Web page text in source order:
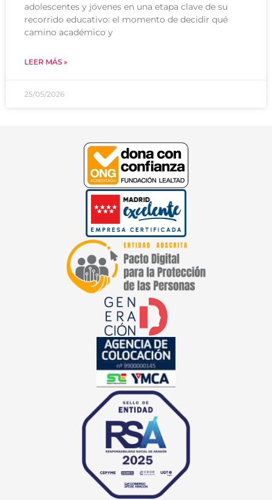
adolescentes y jóvenes en una etapa clave de su
recorrido educativo: el momento de decidir qué
camino académico y
LEER MÁS »
25/05/2026